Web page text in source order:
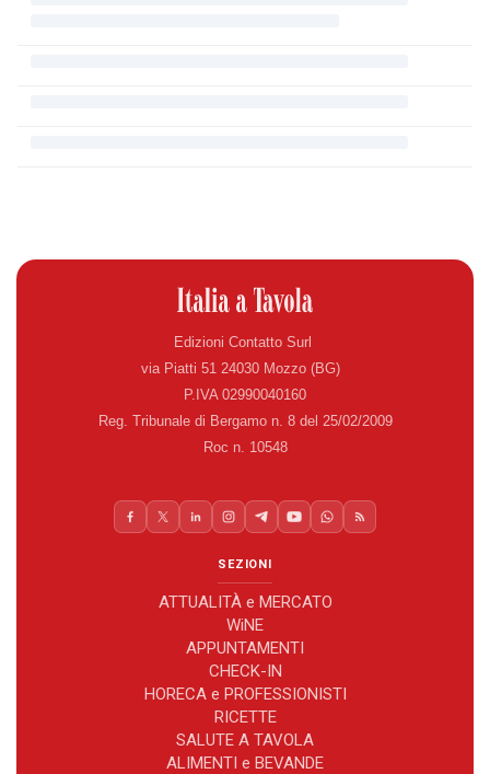
Edizioni Contatto Surl
via Piatti 51 24030 Mozzo (BG)
P.IVA 02990040160
Reg. Tribunale di Bergamo n. 8 del 25/02/2009
Roc n. 10548
SEZIONI
ATTUALITÀ e MERCATO
WiNE
APPUNTAMENTI
CHECK-IN
HORECA e PROFESSIONISTI
RICETTE
SALUTE A TAVOLA
ALIMENTI e BEVANDE